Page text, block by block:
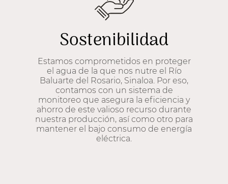
Sostenibilidad
Estamos comprometidos en proteger
el agua de la que nos nutre el Río
Baluarte del Rosario, Sinaloa. Por eso,
contamos con un sistema de
monitoreo que asegura la eficiencia y
ahorro de este valioso recurso durante
nuestra producción, así como otro para
mantener el bajo consumo de energía
eléctrica.